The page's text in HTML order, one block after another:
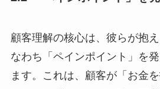
顧客理解の核心は、彼らが抱
なわち「ペインポイント」を
ます。これは、顧客が「お金